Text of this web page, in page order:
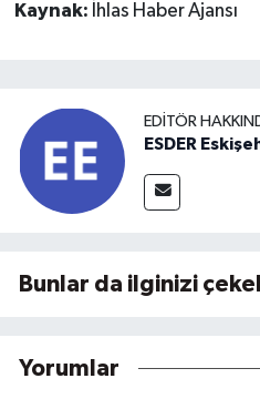
Kaynak: İhlas Haber Ajansı
EDITÖR
ESDER
Bunlar da ilginizi
Yorumlar